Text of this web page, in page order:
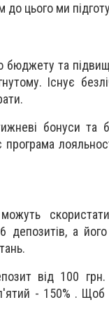
до цього ми
бюджету та
Існує
бонуси та
а його
від 100
- 150% . Щоб